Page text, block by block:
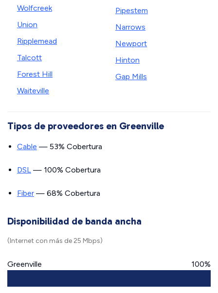
Wolfcreek
Union
Ripplemead
Talcott
Forest Hill
Waiteville
Pipestem
Narrows
Newport
Hinton
Gap Mills
Tipos de proveedores en Greenville
Cable — 53% Cobertura
DSL — 100% Cobertura
Fiber — 68% Cobertura
Disponibilidad de banda ancha
(Internet con más de 25 Mbps)
Greenville 100%